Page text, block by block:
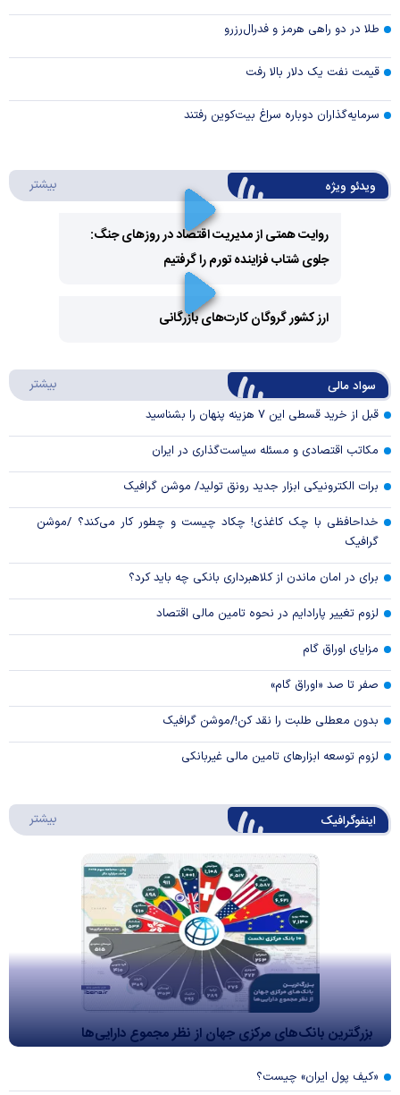
طلا در دو راهی هرمز و فدرال‌رزرو
قیمت نفت یک دلار بالا رفت
سرمایه‌گذاران دوباره سراغ بیت‌کوین رفتند
ویدئو ویژه بیشتر
Play
Video
روایت همتی از مدیریت اقتصاد در روزهای جنگ:
جلوی شتاب فزاینده تورم را گرفتیم
Video
ارز کشور گروگان کارت‌های بازرگانی
سواد مالی بیشتر
قبل از خرید قسطی این ۷ هزینه پنهان را بشناسید
مکاتب اقتصادی و مسئله سیاست‌گذاری در ایران
برات الکترونیکی ابزار جدید رونق تولید/ موشن گرافیک
خداحافظی با چک کاغذی! چکاد چیست و چطور کار می‌کند؟ /موشن
گرافیک
برای در امان ماندن از کلاهبرداری بانکی چه باید کرد؟
لزوم تغییر پارادایم در نحوه تامین مالی اقتصاد
مزایای اوراق گام
صفر تا صد «اوراق گام»
بدون معطلی طلبت را نقد کن!/موشن گرافیک
لزوم توسعه ابزارهای تامین مالی غیربانکی
اینفوگرافیک بیشتر
بزرگترین بانک‌های مرکزی جهان از نظر مجموع دارایی‌ها
«کیف پول ایران» چیست؟